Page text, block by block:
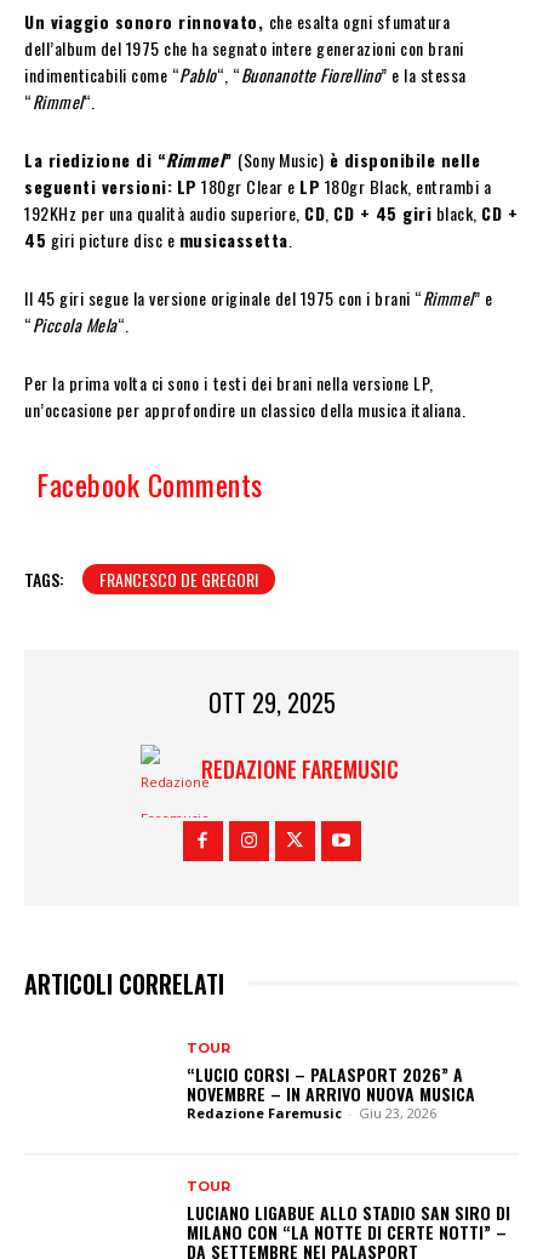
Un viaggio sonoro rinnovato, che esalta ogni sfumatura
dell’album del 1975 che ha segnato intere generazioni con brani
indimenticabili come “Pablo“, “Buonanotte Fiorellino” e la stessa
“Rimmel“.
La riedizione di “Rimmel” (Sony Music) è disponibile nelle
seguenti versioni: LP 180gr Clear e LP 180gr Black, entrambi a
192KHz per una qualità audio superiore, CD CD + 45 giri black, CD +
45 giri picture disc e musicassetta
Il 45 giri segue la versione originale del 1975 con i brani “Rimmel” e
“Piccola Mela“.
Per la prima volta ci sono i testi dei brani nella versione LP,
un’occasione per approfondire un classico della musica italiana.
Facebook Comments
TAGS: FRANCESCO DE GREGORI
OTT 29, 2025
REDAZIONE FAREMUSIC
ARTICOLI CORRELATI
TOUR
“LUCIO CORSI – PALASPORT 2026” A
NOVEMBRE – IN ARRIVO NUOVA MUSICA
Redazione Faremusic - Giu 23, 2026
TOUR
LUCIANO LIGABUE ALLO STADIO SAN SIRO DI
MILANO CON “LA NOTTE DI CERTE NOTTI” –
DA SETTEMBRE NEI PALASPORT